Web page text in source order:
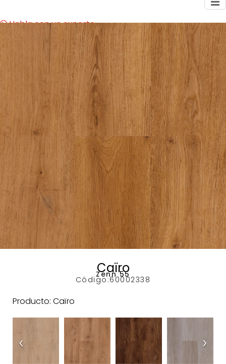
Habla con un experto
Caïro
Zenn 55
Código:60002338
Producto: Caïro
‹ ›